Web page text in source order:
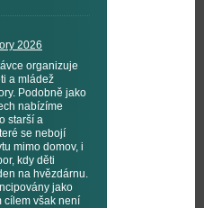
2026
organizuje
a mládež
Podobně jako
nabízíme
starší a
se nebojí
mimo domov, i
kdy děti
na hvězdárnu.
jako
cílem však není